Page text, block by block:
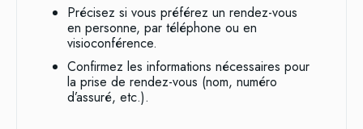
Précisez si vous préférez un rendez-vous
en personne, par téléphone ou en
visioconférence.
Confirmez les informations nécessaires pour
la prise de rendez-vous (nom, numéro
d’assuré, etc.).